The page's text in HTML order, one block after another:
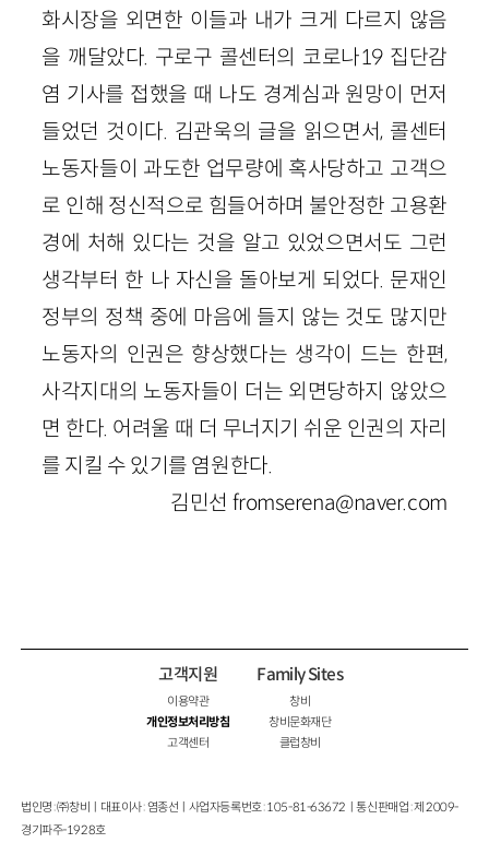
화시장을 외면한 이들과 내가 크게 다르지 않음
을 깨달았다. 구로구 콜센터의 코로나19 집단감
염 기사를 접했을 때 나도 경계심과 원망이 먼저
들었던 것이다. 김관욱의 글을 읽으면서, 콜센터
노동자들이 과도한 업무량에 혹사당하고 고객으
로 인해 정신적으로 힘들어하며 불안정한 고용환
경에 처해 있다는 것을 알고 있었으면서도 그런
생각부터 한 나 자신을 돌아보게 되었다. 문재인
정부의 정책 중에 마음에 들지 않는 것도 많지만
노동자의 인권은 향상했다는 생각이 드는 한편,
사각지대의 노동자들이 더는 외면당하지 않았으
면 한다. 어려울 때 더 무너지기 쉬운 인권의 자리
를 지킬 수 있기를 염원한다.
김민선 fromserena@naver.com
고객지원
이용약관
개인정보처리방침
고객센터
Family Sites
창비
창비문화재단
클럽창비
법인명 : ㈜창비ㅣ대표이사 : 염종선ㅣ사업자등록번호 : 105-81-63672ㅣ통신판매업 : 제 2009-
경기파주-1928호